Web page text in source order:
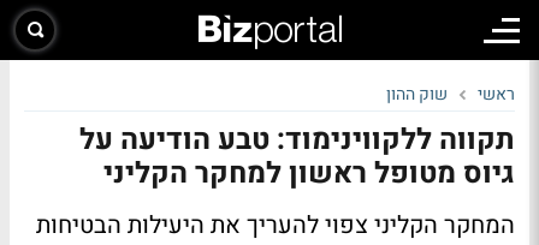
ראשי שוק ההון
תקווה ללקווינימוד: טבע הודיעה על
גיוס מטופל ראשון למחקר הקליני
המחקר הקליני צפוי להעריך את היעילות הבטיחות